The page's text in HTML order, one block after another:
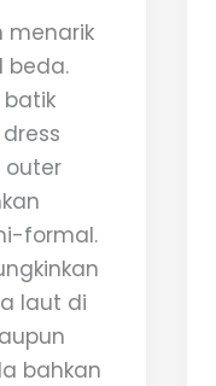
menarik
beda.
formal.
laut di
bahkan